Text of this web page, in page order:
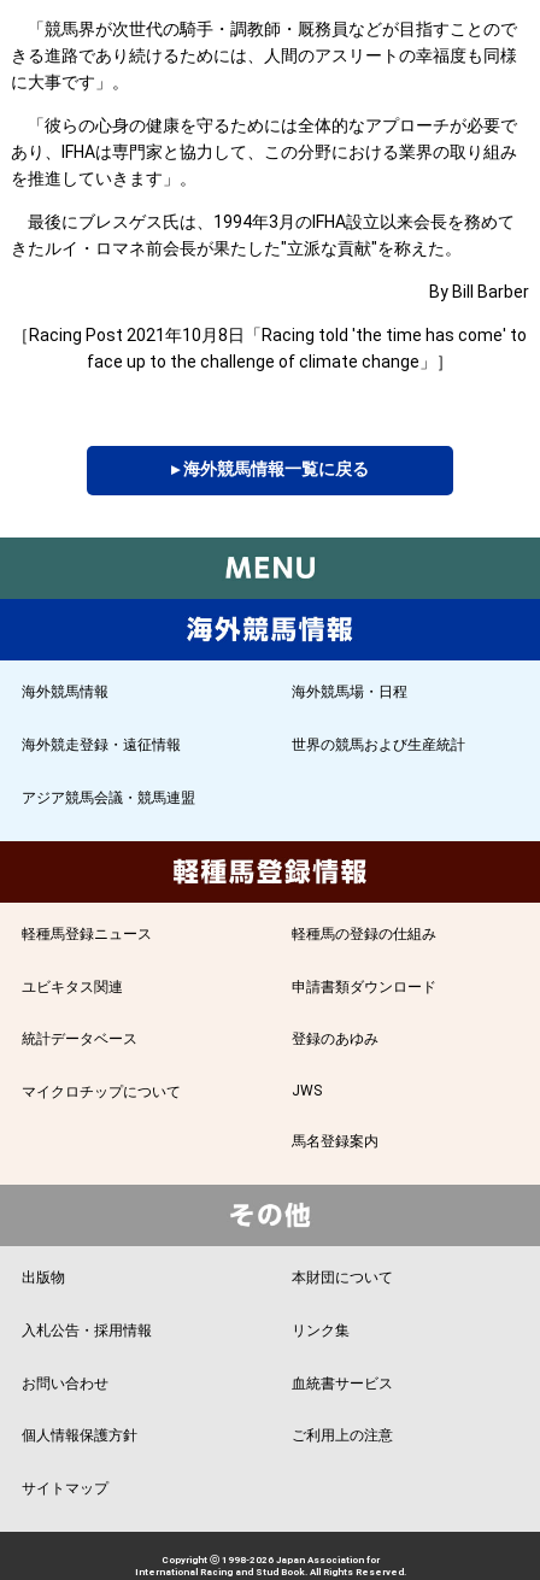
「競馬界が次世代の騎手・調教師・厩務員などが目指すことので
きる進路であり続けるためには、人間のアスリートの幸福度も同様
に大事です」。
「彼らの心身の健康を守るためには全体的なアプローチが必要で
あり、IFHAは専門家と協力して、この分野における業界の取り組み
を推進していきます」。
最後にブレスゲス氏は、1994年3月のIFHA設立以来会長を務めて
きたルイ・ロマネ前会長が果たした"立派な貢献"を称えた。
By Bill Barber
［Racing Post 2021年10月8日「Racing told 'the time has come' to
face up to the challenge of climate change」］
▸ 海外競馬情報一覧に戻る
海外競馬情報 海外競馬場・日程
海外競走登録・遠征情報 世界の競馬および生産統計
アジア競馬会議・競馬連盟
軽種馬登録ニュース 軽種馬の登録の仕組み
ユビキタス関連 申請書類ダウンロード
統計データベース 登録のあゆみ
マイクロチップについて JWS
馬名登録案内
出版物 本財団について
入札公告・採用情報 リンク集
お問い合わせ 血統書サービス
個人情報保護方針 ご利用上の注意
サイトマップ
Copyright ⓒ 1998-2026 Japan Association for
International Racing and Stud Book. All Rights Reserved.